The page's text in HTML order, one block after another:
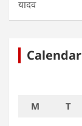
यादव
Calendar
M
T